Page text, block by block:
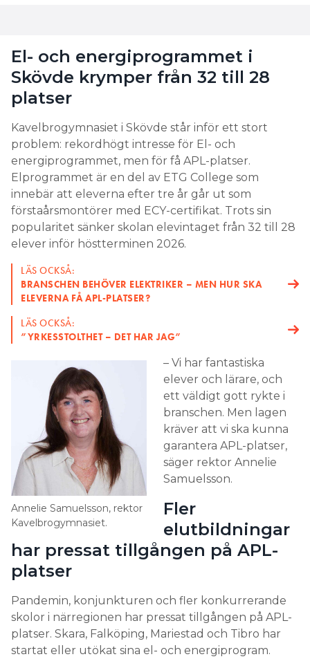
El- och energiprogrammet i
Skövde krymper från 32 till 28
platser
Kavelbrogymnasiet i Skövde står inför ett stort
problem: rekordhögt intresse för El- och
energiprogrammet, men för få APL-platser.
Elprogrammet är en del av ETG College som
innebär att eleverna efter tre år går ut som
förstaårsmontörer med ECY-certifikat. Trots sin
popularitet sänker skolan elevintaget från 32 till 28
elever inför höstterminen 2026.
LÄS OCKSÅ:
BRANSCHEN BEHÖVER ELEKTRIKER – MEN HUR SKA
ELEVERNA FÅ APL-PLATSER?
LÄS OCKSÅ:
”YRKESSTOLTHET – DET HAR JAG”
Annelie Samuelsson, rektor
Kavelbrogymnasiet.
– Vi har fantastiska
elever och lärare, och
ett väldigt gott rykte i
branschen. Men lagen
kräver att vi ska kunna
garantera APL-platser,
säger rektor Annelie
Samuelsson.
Fler
elutbildningar
har pressat tillgången på APL-
platser
Pandemin, konjunkturen och fler konkurrerande
skolor i närregionen har pressat tillgången på APL-
platser. Skara, Falköping, Mariestad och Tibro har
startat eller utökat sina el- och energiprogram.